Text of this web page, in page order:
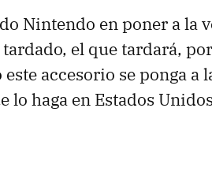
Nintendo en poner a la
el que tardará,
accesorio se ponga a
lo haga en Estados